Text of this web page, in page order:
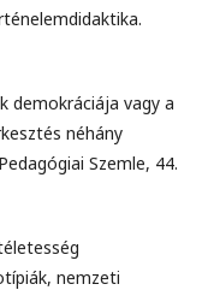
demokráciája vagy a
néhány
Szemle, 44.
nemzeti